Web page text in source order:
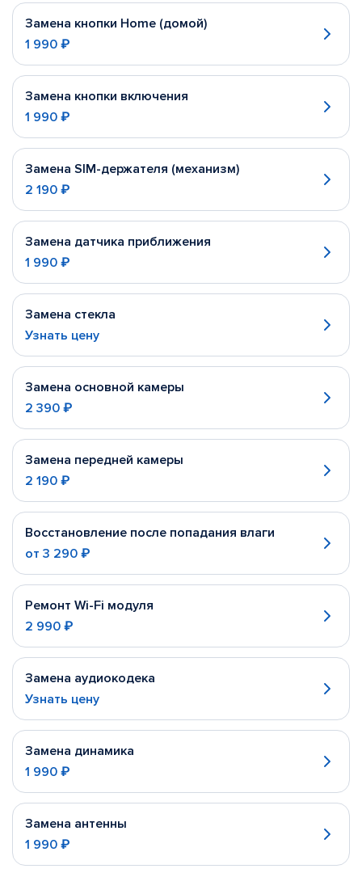
Замена кнопки Home (домой)
1 990 ₽
Замена кнопки включения
1 990 ₽
Замена SIM-держателя (механизм)
2 190 ₽
Замена датчика приближения
1 990 ₽
Замена стекла
Узнать цену
Замена основной камеры
2 390 ₽
Замена передней камеры
2 190 ₽
Восстановление после попадания влаги
от 3 290 ₽
Ремонт Wi-Fi модуля
2 990 ₽
Замена аудиокодека
Узнать цену
Замена динамика
1 990 ₽
Замена антенны
1 990 ₽